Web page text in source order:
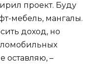
проект. Буду
мебель, мангалы.
доход, но
оставляю, –